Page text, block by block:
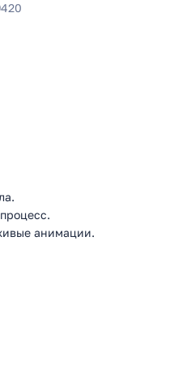
анимации.